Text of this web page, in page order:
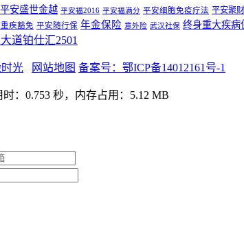
平安盛世金越 平安福2016 平安福满分 平安细胞免疫疗法 平安聚
疾豁免 平安随行保 年金保险 意外险 武汉社保 终身重大疾病
道铂仕汇2501
光 网站地图 备案号：鄂ICP备14012161号-1
：0.753 秒，内存占用：5.12 MB